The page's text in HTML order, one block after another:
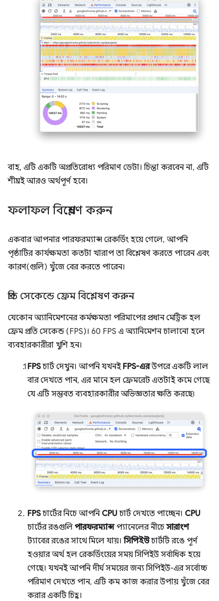
বাহ, এটি একটি অপ্রতিরোধ্য পরিমাণ ডেটা। চিন্তা করবেন না, এটি
শীঘ্রই আরও অর্থপূর্ণ হবে।
ফলাফল বিশ্লেষণ করুন
একবার আপনার পারফরম্যান্স রেকর্ডিং হয়ে গেলে, আপনি
পৃষ্ঠাটির কার্যক্ষমতা কতটা খারাপ তা বিশ্লেষণ করতে পারেন এবং
কারণ(গুলি) খুঁজে বের করতে পারেন।
প্রতি সেকেন্ডে ফ্রেম বিশ্লেষণ করুন
যেকোন অ্যানিমেশনের কর্মক্ষমতা পরিমাপের প্রধান মেট্রিক হল
ফ্রেম প্রতি সেকেন্ড (FPS)। 60 FPS এ অ্যানিমেশন চালানো হলে
ব্যবহারকারীরা খুশি হন।
FPSচার্ট দেখুন। আপনি যখনই FPS-এরউপরে একটি লাল
বার দেখতে পান, এর মানে হল ফ্রেমরেট এতটাই কমে গেছে
যে এটি সম্ভবত ব্যবহারকারীর অভিজ্ঞতার ক্ষতি করছে৷
FPSচার্টের নিচে আপনি CPU চার্ট দেখতে পাচ্ছেন। CPU
চার্টের রঙগুলি পারফরম্যান্সপ্যানেলের নীচেসারাংশ
ট্যাবের রঙের সাথে মিলে যায়।সিপিইউচার্টটি রঙে পূর্ণ
হওয়ার অর্থ হল রেকর্ডিংয়ের সময় সিপিইউ সর্বাধিক হয়ে
গেছে। যখনই আপনি দীর্ঘ সময়ের জন্য সিপিইউ-এর সর্বোচ্চ
পরিমাণ দেখতে পান, এটি কম কাজ করার উপায় খুঁজে বের
করার একটি চিহ্ন।